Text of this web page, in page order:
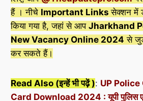
हैं । नीचे Important Linksसेक्शन में
किया गया है, जहां से आप Jharkhand
New Vacancy Online 2024 से
कर सकते हैं।
Read Also (इन्हें भी पढ़ें ): UP
Card Download 2024 : यूपी पुलिस